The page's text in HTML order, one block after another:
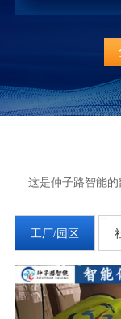
这是仲子路智能
工厂/园区